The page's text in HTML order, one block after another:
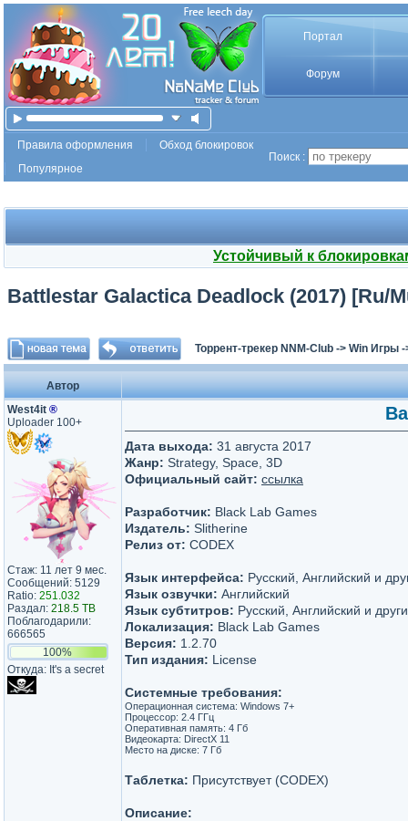
Портал
Форум
Правила оформления
Обход блокировок
Популярное
Поиск :
Устойчивый к
Battlestar Galactica Deadlock (2017) [Ru/
Торрент-трекер NNM-Club -> Win Игры
Автор
West4it ®
Uploader 100+
Стаж: 11 лет 9 мес.
Сообщений: 5129
Ratio: 251.032
Раздал: 218.5 TB
Поблагодарили:
666565
100%
Откуда: It's a secret
Дата выхода: 31 августа 2017
Жанр: Strategy, Space, 3D
Официальный сайт: ссылка
Разработчик: Black Lab Games
Издатель: Slitherine
Релиз от: CODEX
Язык интерфейса: Русский, Английский и
Язык озвучки: Английский
Язык субтитров: Русский, Английский и
Локализация: Black Lab Games
Версия: 1.2.70
Тип издания: License
Системные требования:
Операционная система: Windows 7+
Процессор: 2.4 ГГц
Оперативная память: 4 Гб
Видеокарта: DirectX 11
Место на диске: 7 Гб
Таблетка: Присутствует (CODEX)
Описание: